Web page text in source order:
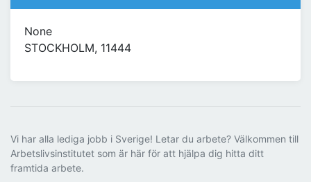
None
STOCKHOLM, 11444
Vi har alla lediga jobb i Sverige! Letar du arbete? Välkommen till
Arbetslivsinstitutet som är här för att hjälpa dig hitta ditt
framtida arbete.